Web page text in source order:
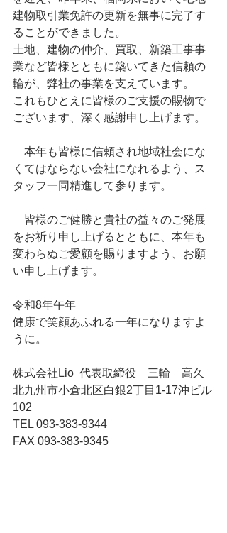
建物取引業免許の更新を無事に完了す
ることができました。
土地、建物の仲介、買取、新築工事事
業など皆様とともに築いてきた信頼の
輪が、弊社の事業を支えています。
これもひとえに皆様のご支援の賜物で
ございます、深く感謝申し上げます。
本年も皆様に信頼され地域社会にな
くてはならない会社になれるよう、ス
タッフ一同精進して参ります。
皆様のご健勝と貴社の益々のご発展
をお祈り申し上げるとともに、本年も
変わらぬご愛顧を賜りますよう、お願
い申し上げます。
令和8年午年
健康で笑顔あふれる一年になりますよ
うに。
株式会社Lio  代表取締役　三輪　高久
北九州市小倉北区白銀2丁目1-17沖ビル
102
TEL 093-383-9344
FAX 093-383-9345